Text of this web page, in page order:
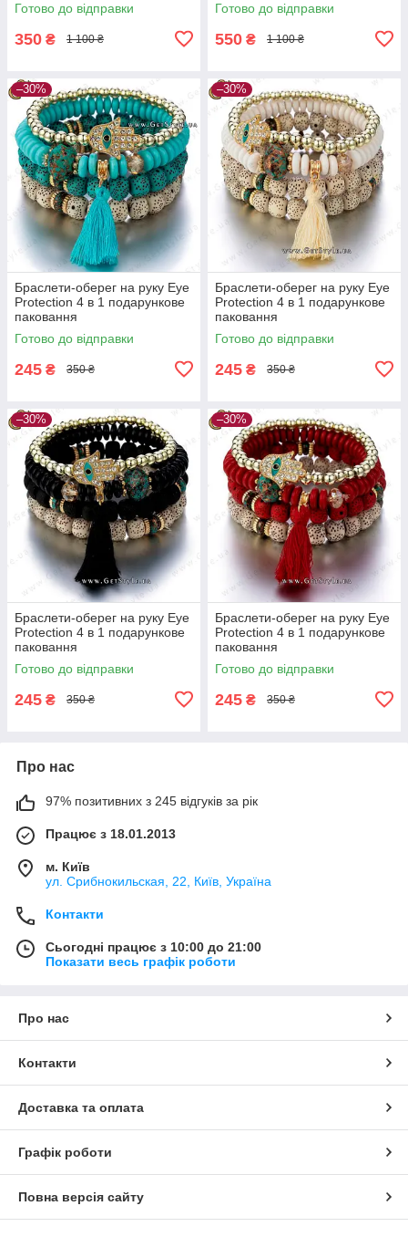
Готово до відправки
350 ₴ 1 100 ₴
Готово до відправки
550 ₴ 1 100 ₴
–30%
Браслети-оберег на руку Eye
Protection 4 в 1 подарункове
паковання
Готово до відправки
245 ₴ 350 ₴
–30%
Браслети-оберег на руку Eye
Protection 4 в 1 подарункове
паковання
Готово до відправки
245 ₴ 350 ₴
–30%
Браслети-оберег на руку Eye
Protection 4 в 1 подарункове
паковання
Готово до відправки
245 ₴ 350 ₴
–30%
Браслети-оберег на руку Eye
Protection 4 в 1 подарункове
паковання
Готово до відправки
245 ₴ 350 ₴
Про нас
97% позитивних з 245 відгуків за рік
Працює з 18.01.2013
м. Київ
ул. Срибнокильская, 22, Київ, Україна
Контакти
Сьогодні працює з 10:00 до 21:00
Показати весь графік роботи
Про нас
Контакти
Доставка та оплата
Графік роботи
Повна версія сайту